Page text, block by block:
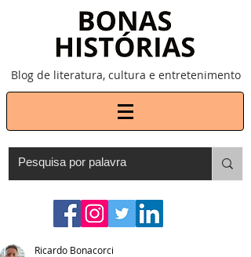
Blog de literatura, cultura e entretenimento
Ricardo Bonacorci